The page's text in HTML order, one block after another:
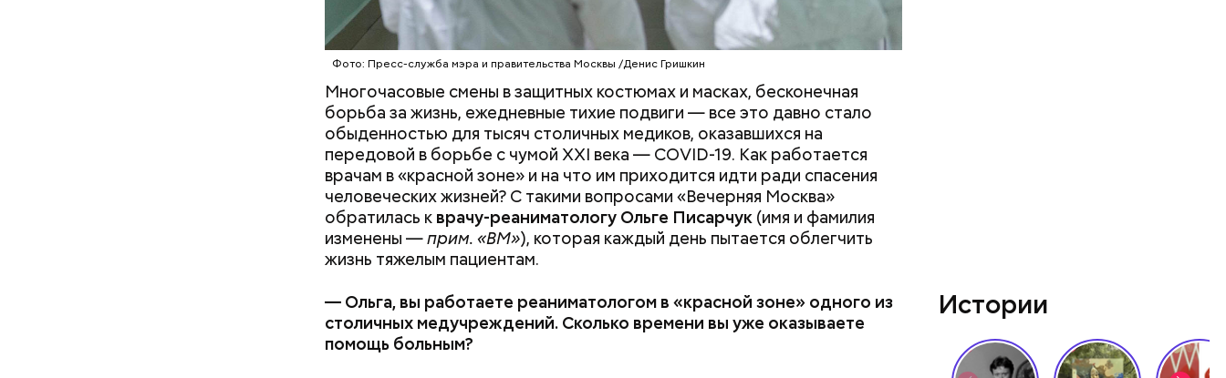
Фото: Пресс-служба мэра и правительства Москвы /Денис Гришкин
Многочасовые смены в защитных костюмах и масках, бесконечная
борьба за жизнь, ежедневные тихие подвиги — все это давно стало
обыденностью для тысяч столичных медиков, оказавшихся на
передовой в борьбе с чумой XXI века — COVID-19. Как работается
врачам в «красной зоне» и на что им приходится идти ради спасения
человеческих жизней? С такими вопросами «Вечерняя Москва»
обратилась к врачу-реаниматологу Ольге Писарчук (имя и фамилия
изменены —прим. «ВМ»), которая каждый день пытается облегчить
жизнь тяжелым пациентам.
— Ольга, вы работаете реаниматологом в «красной зоне» одного из
столичных медучреждений. Сколько времени вы уже оказываете
помощь больным?
Святой Николай Чудотворец считается покровителем
путешествующих, а также оберегает детей и подростков. Многие
мамы провожают своих чад на прогулку, прося святого Николая
Истории